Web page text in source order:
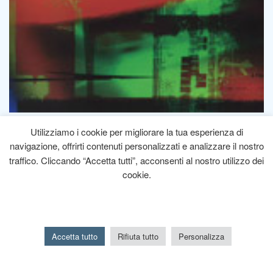
© 2026 piercarlosarziputtini.it - Tutti i diritti riservati
Privacy Policy- Cookie Policy
Utilizziamo i cookie per migliorare la tua esperienza di
navigazione, offrirti contenuti personalizzati e analizzare il nostro
traffico. Cliccando “Accetta tutti”, acconsenti al nostro utilizzo dei
cookie.
Accetta tutto Rifiuta tutto Personalizza